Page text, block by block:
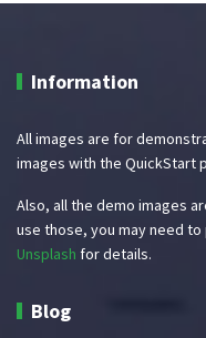
Information
All images are for
images with the QuickStart
Also, all the demo images
use those, you may need
Unsplash for details.
Blog